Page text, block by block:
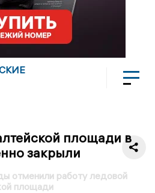
площади в
закрыли
отменили работу ледовой
площади